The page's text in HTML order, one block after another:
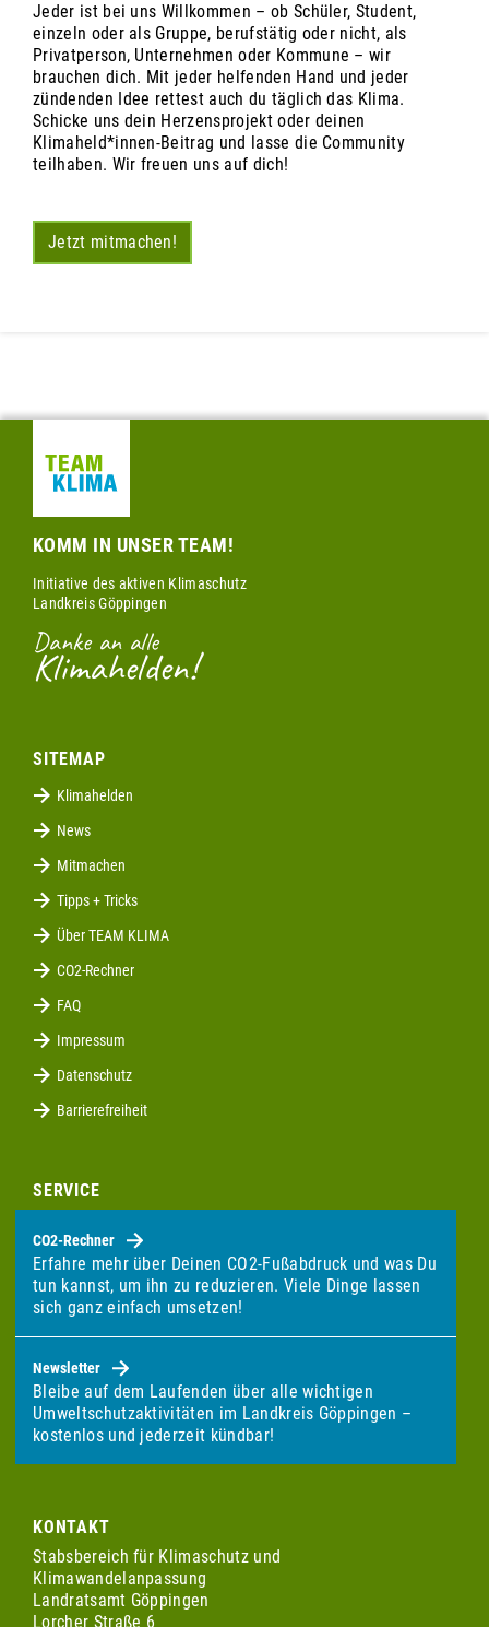
Jeder ist bei uns Willkommen – ob Schüler, Student,
einzeln oder als Gruppe, berufstätig oder nicht, als
Privatperson, Unternehmen oder Kommune – wir
brauchen dich. Mit jeder helfenden Hand und jeder
zündenden Idee rettest auch du täglich das Klima.
Schicke uns dein Herzensprojekt oder deinen
Klimaheld*innen-Beitrag und lasse die Community
teilhaben. Wir freuen uns auf dich!
Jetzt mitmachen!
KOMM IN UNSER TEAM!
Initiative des aktiven Klimaschutz
Landkreis Göppingen
Danke an alle
Klimahelden!
SITEMAP
Klimahelden
News
Mitmachen
Tipps + Tricks
Über TEAM KLIMA
CO2-Rechner
FAQ
Impressum
Datenschutz
Barrierefreiheit
SERVICE
CO2-Rechner
Erfahre mehr über Deinen CO2-Fußabdruck und was Du
tun kannst, um ihn zu reduzieren. Viele Dinge lassen
sich ganz einfach umsetzen!
Newsletter
Bleibe auf dem Laufenden über alle wichtigen
Umweltschutzaktivitäten im Landkreis Göppingen –
kostenlos und jederzeit kündbar!
KONTAKT
Stabsbereich für Klimaschutz und
Klimawandelanpassung
Landratsamt Göppingen
Lorcher Straße 6